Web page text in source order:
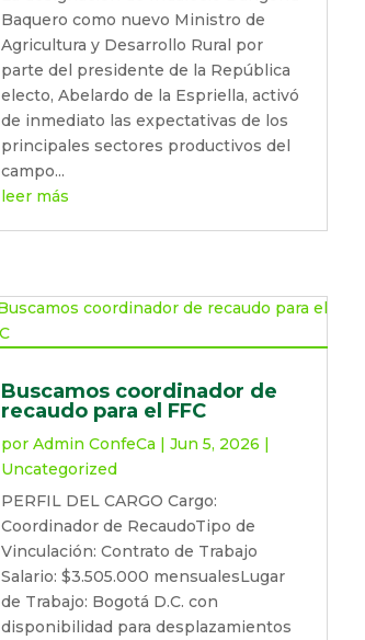
Baquero como nuevo Ministro de
Agricultura y Desarrollo Rural por
parte del presidente de la República
electo, Abelardo de la Espriella, activó
de inmediato las expectativas de los
principales sectores productivos del
campo...
leer más
Buscamos coordinador de
recaudo para el FFC
por Admin ConfeCa | Jun 5, 2026 |
Uncategorized
PERFIL DEL CARGO Cargo:
Coordinador de RecaudoTipo de
Vinculación: Contrato de Trabajo
Salario: $3.505.000 mensualesLugar
de Trabajo: Bogotá D.C. con
disponibilidad para desplazamientos